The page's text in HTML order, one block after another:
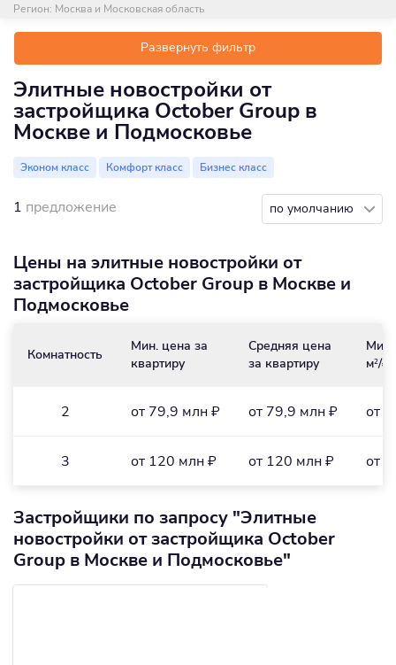
Регион: Москва и Московская область
Развернуть фильтр
Элитные новостройки от
застройщика October Group в
Москве и Подмосковье
Эконом класс Комфорт класс Бизнес класс
1 предложение по умолчанию
Цены на элитные новостройки от
застройщика October Group в Москве и
Подмосковье
Комнатность
Мин. цена за
квартиру
Средняя цена
за квартиру
Мин.
м2/₽
2 от 79,9 млн ₽ от 79,9 млн ₽ от
3 от 120 млн ₽ от 120 млн ₽ от
Застройщики по запросу "Элитные
новостройки от застройщика October
Group в Москве и Подмосковье"